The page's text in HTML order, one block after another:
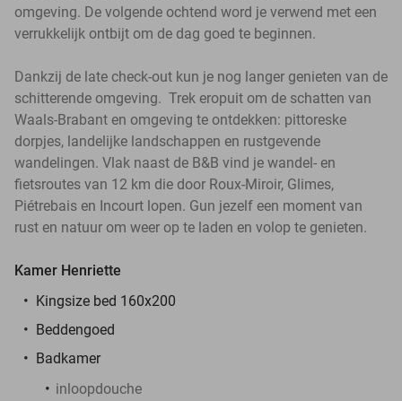
omgeving. De volgende ochtend word je verwend met een
verrukkelijk ontbijt om de dag goed te beginnen.
Dankzij de late check-out kun je nog langer genieten van de
schitterende omgeving. Trek eropuit om de schatten van
Waals-Brabant en omgeving te ontdekken: pittoreske
dorpjes, landelijke landschappen en rustgevende
wandelingen. Vlak naast de B&B vind je wandel- en
fietsroutes van 12 km die door Roux-Miroir, Glimes,
Piétrebais en Incourt lopen. Gun jezelf een moment van
rust en natuur om weer op te laden en volop te genieten.
Kamer Henriette
Kingsize bed 160x200
Beddengoed
Badkamer
inloopdouche